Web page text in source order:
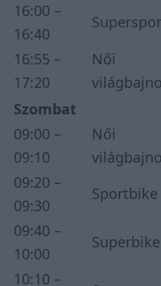
16:00 –
16:40
16:55 –
17:20
Női
Szombat
09:00 –
09:10
Női
09:20 –
09:30
Sportbike
09:40 –
10:00
Superbike
10:10 –